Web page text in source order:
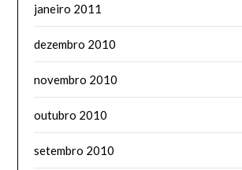
janeiro 2011
dezembro 2010
novembro 2010
outubro 2010
setembro 2010